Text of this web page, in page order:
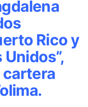
Rico y
cartera